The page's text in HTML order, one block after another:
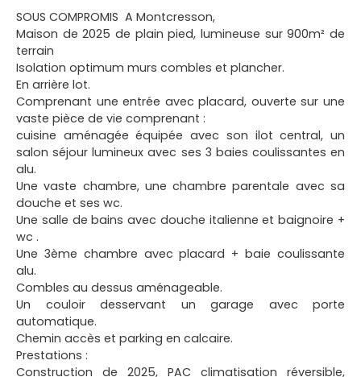
SOUS COMPROMIS A Montcresson,
Maison de 2025 de plain pied, lumineuse sur 900m² de
terrain
Isolation optimum murs combles et plancher.
En arrière lot.
Comprenant une entrée avec placard, ouverte sur une
vaste pièce de vie comprenant :
cuisine aménagée équipée avec son ilot central, un
salon séjour lumineux avec ses 3 baies coulissantes en
alu.
Une vaste chambre, une chambre parentale avec sa
douche et ses wc.
Une salle de bains avec douche italienne et baignoire +
wc .
Une 3ème chambre avec placard + baie coulissante
alu.
Combles au dessus aménageable.
Un couloir desservant un garage avec porte
automatique.
Chemin accès et parking en calcaire.
Prestations :
Construction de 2025, PAC climatisation réversible,